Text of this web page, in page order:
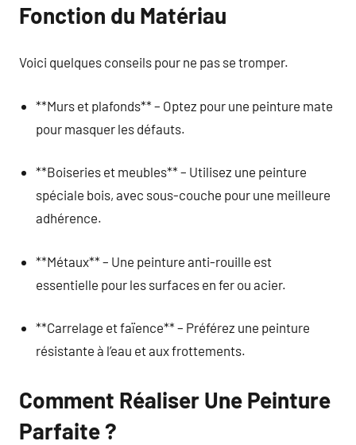
Fonction du Matériau
Voici quelques conseils pour ne pas se tromper.
**Murs et plafonds** – Optez pour une peinture mate
pour masquer les défauts.
**Boiseries et meubles** – Utilisez une peinture
spéciale bois, avec sous-couche pour une meilleure
adhérence.
**Métaux** – Une peinture anti-rouille est
essentielle pour les surfaces en fer ou acier.
**Carrelage et faïence** – Préférez une peinture
résistante à l’eau et aux frottements.
Comment Réaliser Une Peinture
Parfaite ?